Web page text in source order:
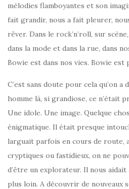
mélodies flamboyantes et son
fait grandir, nous a fait pleurer,
rêver. Dans le rock’n’roll, sur
dans la mode et dans la rue, dans
Bowie est dans nos vies. Bowie est
C’est sans doute pour cela qu’on a
homme là, si grandiose, ce n’était
Une idole. Une image. Quelque
énigmatique. Il était presque
larguait parfois en cours de route,
cryptiques ou fastidieux, on ne
d’être un explorateur. Il nous aidait
plus loin. A découvrir de nouveaux